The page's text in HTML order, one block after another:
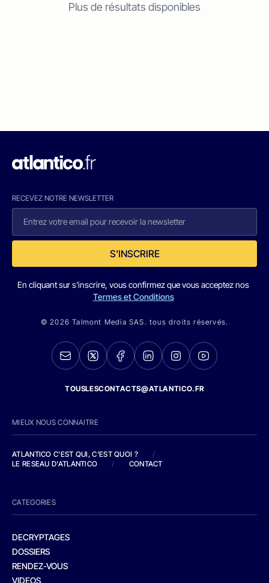
Plus de résultats disponibles
RECEVEZ NOTRE NEWSLETTER
S'INSCRIRE
En cliquant sur s'inscrire, vous confirmez que vous acceptez nos
Termes et Conditions
© 2026 Talmont Media SAS. tous droits réservés.
TOUSLESCONTACTS@ATLANTICO.FR
MIEUX NOUS CONNAITRE
ATLANTICO C'EST QUI, C'EST QUOI ?
/
LE RESEAU D'ATLANTICO
/ CONTACT
CATEGORIES
DECRYPTAGES
DOSSIERS
RENDEZ-VOUS
VIDEOS